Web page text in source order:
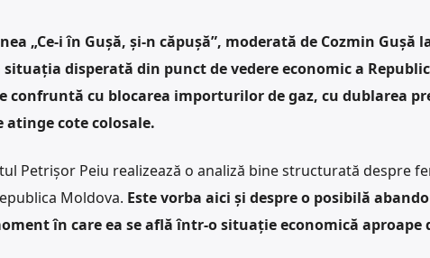
„Ce-i în Gușă, și-n căpușă”, moderată de Cozmin Gușă
disperată din punct de vedere economic a
confruntă cu blocarea importurilor de gaz, cu dublarea
atinge cote colosale.
Petrișor Peiu realizează o analiză bine structurată despre
Moldova. Este vorba aici și despre o posibilă
în care ea se află într-o situație economică aproape